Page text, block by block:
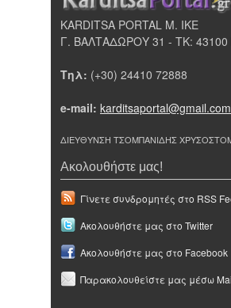
KARDITSA PORTAL Μ. ΙΚΕ
Γ. ΒΑΛΤΑΔΩΡΟΥ 31 - ΤΚ: 43100
Τηλ: (+30) 24410 72888
e-mail: karditsaportal@gmail.com
ΔΙΕΥΘΥΝΣΗ ΤΣΟΜΠΑΝΙΔΗΣ
Ακολουθήστε μας!
Γίνετε συνδρομητές στο RSS
Ακολουθήστε μας στο Twitter
Ακολουθήστε μας στο Facebook
Παρακολουθείστε μας μέσω